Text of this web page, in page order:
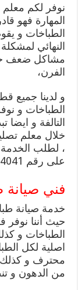
نوفر لكم
المهارة فهو
الطباخات و
النهائي
مشاكل ضعف
الفرن،
و لدينا جميع
الطباخات و
التالفة و
، لطلب
على رقم 62224041
فني صيانة
خدمة صيانة
حيث أننا نوفر
الطباخات و
اصلية لكل
محترف و
من الدهون و